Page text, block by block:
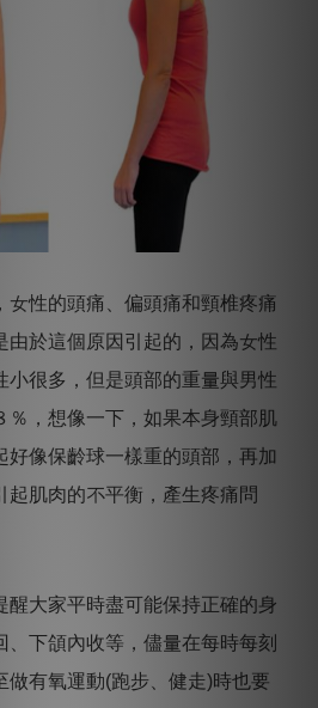
女性的頭痛、偏頭痛和頸椎疼痛
由於這個原因引起的，因為女性
小很多，但是頭部的重量與男性
％，想像一下，如果本身頸部肌
好像保齡球一樣重的頭部，再加
起肌肉的不平衡，產生疼痛問
醒大家平時盡可能保持正確的身
下頜內收等，儘量在每時每刻
做有氧運動(跑步、健走)時也要